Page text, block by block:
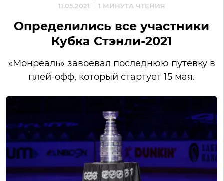
11.05.2021 1 МИНУТА ЧТЕНИЯ
Определились все участники
Кубка Стэнли-2021
«Монреаль» завоевал последнюю путевку в
плей-офф, который стартует 15 мая.